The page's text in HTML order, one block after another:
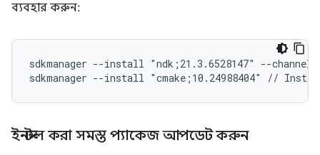
ব্যবহার করুন:
sdkmanager --install "ndk;21.3.6528147" --
sdkmanager --install "cmake;10.24988404" //
ইনস্টল করা সমস্ত প্যাকেজ আপডেট করুন